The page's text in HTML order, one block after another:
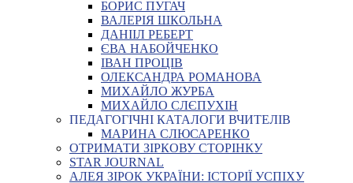
БОРИС ПУГАЧ
ВАЛЕРІЯ ШКОЛЬНА
ДАНІІЛ РЕБЕРТ
ЄВА НАБОЙЧЕНКО
ІВАН ПРОЦІВ
ОЛЕКСАНДРА РОМАНОВА
МИХАЙЛО ЖУРБА
МИХАЙЛО СЛЄПУХІН
ПЕДАГОГІЧНІ КАТАЛОГИ ВЧИТЕЛІВ
МАРИНА СЛЮСАРЕНКО
ОТРИМАТИ ЗІРКОВУ СТОРІНКУ
STAR JOURNAL
АЛЕЯ ЗІРОК УКРАЇНИ: ІСТОРІЇ УСПІХУ